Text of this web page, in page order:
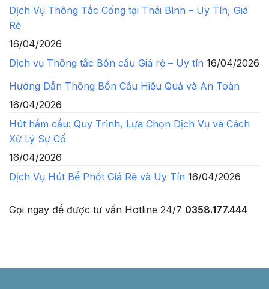
Dịch Vụ Thông Tắc Cống tại Thái Bình – Uy Tín, Giá
Rẻ
16/04/2026
Dịch vụ Thông tắc Bồn cầu Giá rẻ – Uy tín 16/04/2026
Hướng Dẫn Thông Bồn Cầu Hiệu Quả và An Toàn
16/04/2026
Hút hầm cầu: Quy Trình, Lựa Chọn Dịch Vụ và Cách
Xử Lý Sự Cố
16/04/2026
Dịch Vụ Hút Bể Phốt Giá Rẻ và Uy Tín 16/04/2026
Gọi ngay để được tư vấn Hotline 24/7 0358.177.444